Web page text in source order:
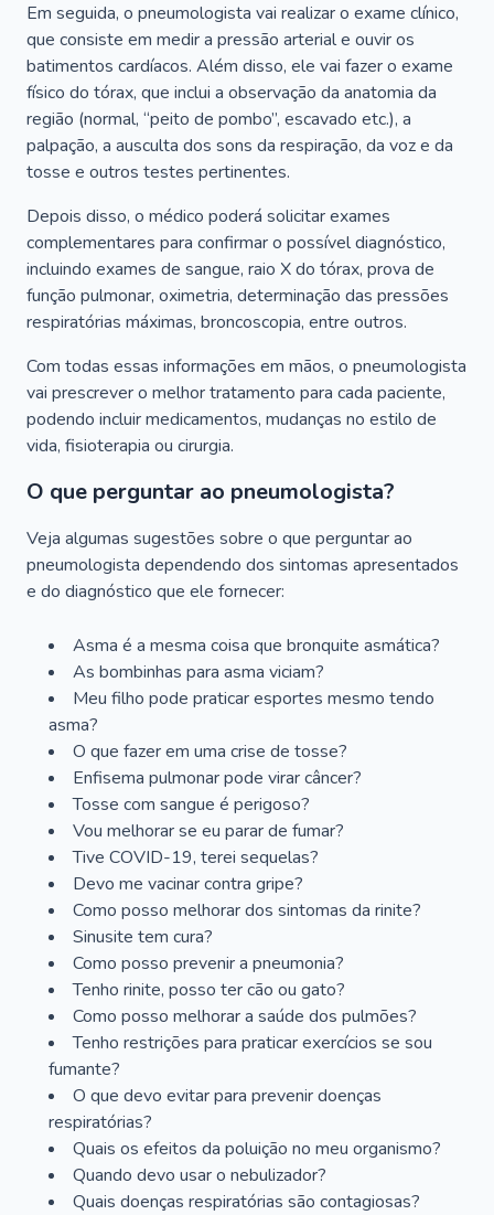
Em seguida, o pneumologista vai realizar o exame clínico,
que consiste em medir a pressão arterial e ouvir os
batimentos cardíacos. Além disso, ele vai fazer o exame
físico do tórax, que inclui a observação da anatomia da
região (normal, “peito de pombo”, escavado etc.), a
palpação, a ausculta dos sons da respiração, da voz e da
tosse e outros testes pertinentes.
Depois disso, o médico poderá solicitar exames
complementares para confirmar o possível diagnóstico,
incluindo exames de sangue, raio X do tórax, prova de
função pulmonar, oximetria, determinação das pressões
respiratórias máximas, broncoscopia, entre outros.
Com todas essas informações em mãos, o pneumologista
vai prescrever o melhor tratamento para cada paciente,
podendo incluir medicamentos, mudanças no estilo de
vida, fisioterapia ou cirurgia.
O que perguntar ao pneumologista?
Veja algumas sugestões sobre o que perguntar ao
pneumologista dependendo dos sintomas apresentados
e do diagnóstico que ele fornecer:
Asma é a mesma coisa que bronquite asmática?
As bombinhas para asma viciam?
Meu filho pode praticar esportes mesmo tendo
asma?
O que fazer em uma crise de tosse?
Enfisema pulmonar pode virar câncer?
Tosse com sangue é perigoso?
Vou melhorar se eu parar de fumar?
Tive COVID-19, terei sequelas?
Devo me vacinar contra gripe?
Como posso melhorar dos sintomas da rinite?
Sinusite tem cura?
Como posso prevenir a pneumonia?
Tenho rinite, posso ter cão ou gato?
Como posso melhorar a saúde dos pulmões?
Tenho restrições para praticar exercícios se sou
fumante?
O que devo evitar para prevenir doenças
respiratórias?
Quais os efeitos da poluição no meu organismo?
Quando devo usar o nebulizador?
Quais doenças respiratórias são contagiosas?